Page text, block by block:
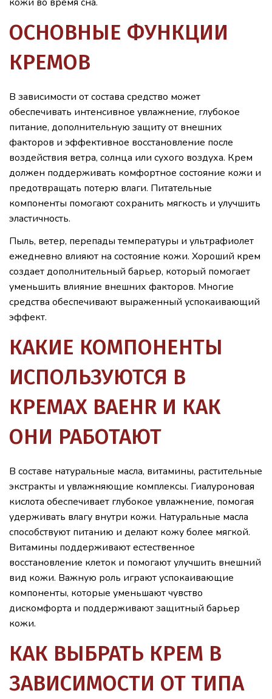
ОСНОВНЫЕ ФУНКЦИИ
КРЕМОВ
В зависимости от состава средство может
обеспечивать интенсивное увлажнение, глубокое
питание, дополнительную защиту от внешних
факторов и эффективное восстановление после
воздействия ветра, солнца или сухого воздуха. Крем
должен поддерживать комфортное состояние кожи и
предотвращать потерю влаги. Питательные
компоненты помогают сохранить мягкость и улучшить
эластичность.
Пыль, ветер, перепады температуры и ультрафиолет
ежедневно влияют на состояние кожи. Хороший крем
создает дополнительный барьер, который помогает
уменьшить влияние внешних факторов. Многие
средства обеспечивают выраженный успокаивающий
эффект.
КАКИЕ КОМПОНЕНТЫ
ИСПОЛЬЗУЮТСЯ В
КРЕМАХ BAEHR И КАК
ОНИ РАБОТАЮТ
В составе натуральные масла, витамины, растительные
экстракты и увлажняющие комплексы. Гиалуроновая
кислота обеспечивает глубокое увлажнение, помогая
удерживать влагу внутри кожи. Натуральные масла
способствуют питанию и делают кожу более мягкой.
Витамины поддерживают естественное
восстановление клеток и помогают улучшить внешний
вид кожи. Важную роль играют успокаивающие
компоненты, которые уменьшают чувство
дискомфорта и поддерживают защитный барьер
кожи.
КАК ВЫБРАТЬ КРЕМ В
ЗАВИСИМОСТИ ОТ ТИПА